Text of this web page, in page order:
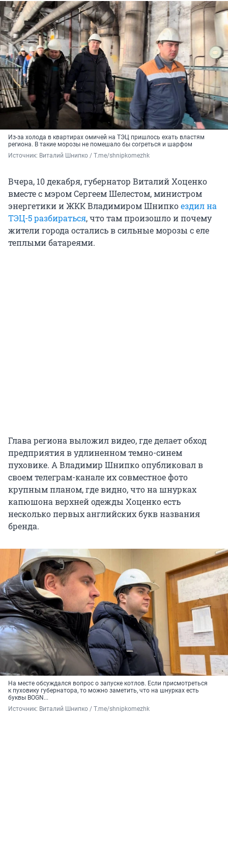
Из-за холода в квартирах омичей на ТЭЦ пришлось ехать властям
региона. В такие морозы не помешало бы согреться и шарфом
Источник: Виталий Шнипко / Т.me/shnipkomezhk
Вчера, 10 декабря, губернатор Виталий Хоценко
вместе с мэром Сергеем Шелестом, министром
энергетики и ЖКК Владимиром Шнипкоездил на
ТЭЦ-5 разбираться, что там произошло и почему
жители города остались в сильные морозы с еле
теплыми батареями.
Глава региона выложил видео, где делает обход
предприятия в удлиненном темно-синем
пуховике. А Владимир Шнипко опубликовал в
своем телеграм-канале их совместное фото
крупным планом, где видно, что на шнурках
капюшона верхней одежды Хоценко есть
несколько первых английских букв названия
бренда.
На месте обсуждался вопрос о запуске котлов. Если присмотреться
к пуховику губернатора, то можно заметить, что на шнурках есть
буквы BOGN...
Источник: Виталий Шнипко / Т.me/shnipkomezhk